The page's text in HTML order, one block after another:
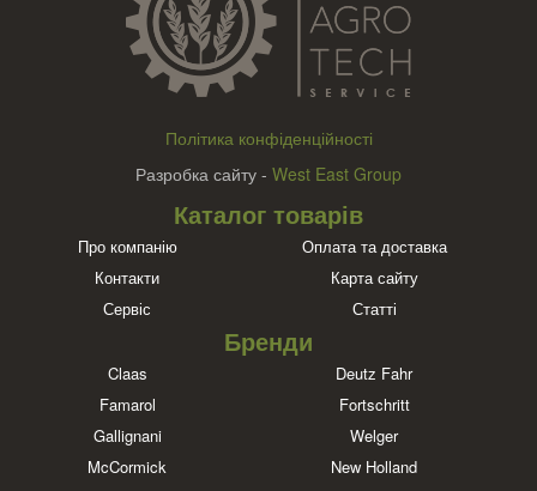
Політика конфіденційності
Разробка сайту - West East Group
Каталог товарів
Про компанію
Оплата та доставка
Контакти
Карта сайту
Сервіс
Статті
Бренди
Claas
Deutz Fahr
Famarol
Fortschritt
Gallignani
Welger
McCormick
New Holland